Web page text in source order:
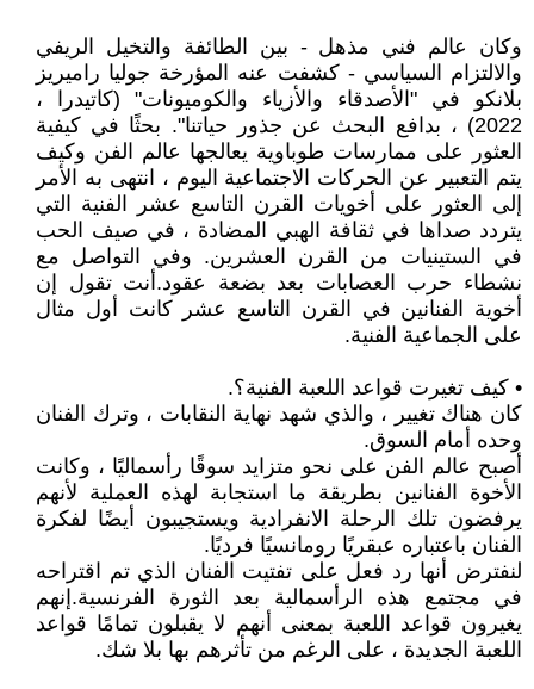
وكان عالم فني مذهل - بين الطائفة والتخيل الريفي
والالتزام السياسي - كشفت عنه المؤرخة جوليا راميريز
بلانكو في "الأصدقاء والأزياء والكوميونات" (كاتيدرا ،
2022) ، بدافع البحث عن جذور حياتنا". بحثًا في كيفية
العثور على ممارسات طوباوية يعالجها عالم الفن وكيف
يتم التعبير عن الحركات الاجتماعية اليوم ، انتهى به الأمر
إلى العثور على أخويات القرن التاسع عشر الفنية التي
يتردد صداها في ثقافة الهبي المضادة ، في صيف الحب
في الستينيات من القرن العشرين. وفي التواصل مع
نشطاء حرب العصابات بعد بضعة عقود.أنت تقول إن
أخوية الفنانين في القرن التاسع عشر كانت أول مثال
على الجماعية الفنية.
• كيف تغيرت قواعد اللعبة الفنية؟.
كان هناك تغيير ، والذي شهد نهاية النقابات ، وترك الفنان
وحده أمام السوق.
أصبح عالم الفن على نحو متزايد سوقًا رأسماليًا ، وكانت
الأخوة الفنانين بطريقة ما استجابة لهذه العملية لأنهم
يرفضون تلك الرحلة الانفرادية ويستجيبون أيضًا لفكرة
الفنان باعتباره عبقريًا رومانسيًا فرديًا.
لنفترض أنها رد فعل على تفتيت الفنان الذي تم اقتراحه
في مجتمع هذه الرأسمالية بعد الثورة الفرنسية.إنهم
يغيرون قواعد اللعبة بمعنى أنهم لا يقبلون تمامًا قواعد
اللعبة الجديدة ، على الرغم من تأثرهم بها بلا شك.